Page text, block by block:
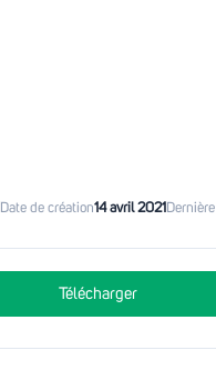
Date de création14 avril 2021
Télécharger